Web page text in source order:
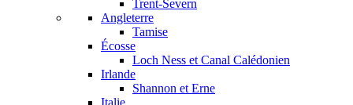
Trent-Severn
Angleterre
Tamise
Écosse
Loch Ness et Canal Calédonien
Irlande
Shannon et Erne
Italie